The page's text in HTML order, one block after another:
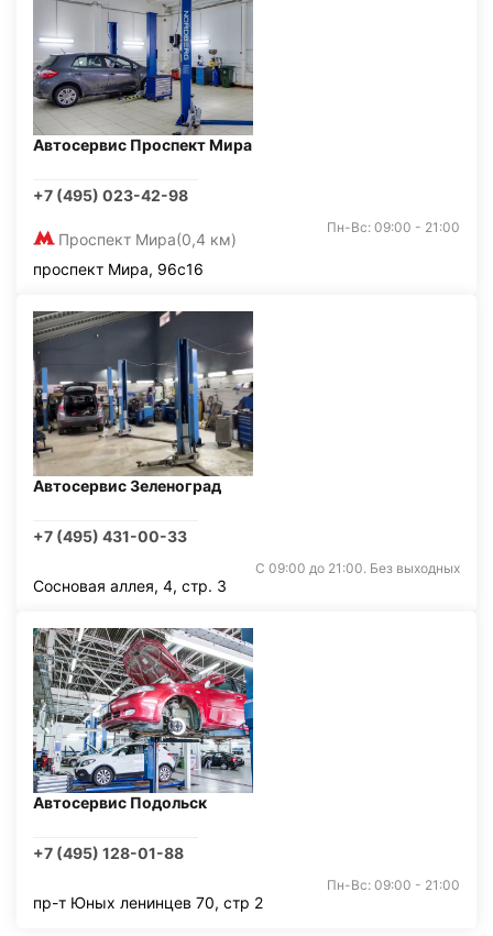
Автосервис Проспект Мира
+7 (495) 023-42-98
Проспект Мира(0,4 км)
Пн-Вс: 09:00 - 21:00
проспект Мира, 96с16
Автосервис Зеленоград
+7 (495) 431-00-33
С 09:00 до 21:00. Без выходных
Сосновая аллея, 4, стр. 3
Автосервис Подольск
+7 (495) 128-01-88
Пн-Вс: 09:00 - 21:00
пр-т Юных ленинцев 70, стр 2